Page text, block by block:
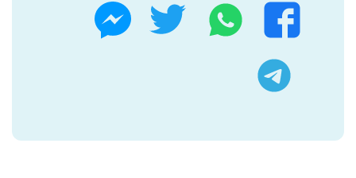
فيسبوك
واتساب تويتر